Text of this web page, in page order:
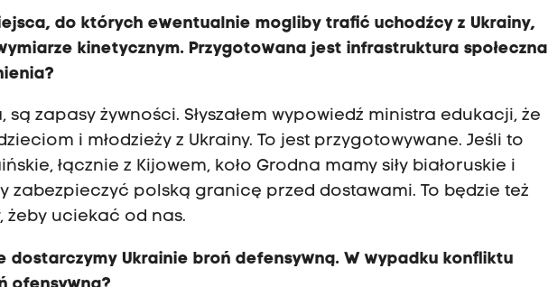
do których ewentualnie mogliby trafić uchodźcy z Ukrainy,
kinetycznym. Przygotowana jest infrastruktura społeczna
są zapasy żywności. Słyszałem wypowiedź ministra edukacji, że
i młodzieży z Ukrainy. To jest przygotowywane. Jeśli to
łącznie z Kijowem, koło Grodna mamy siły białoruskie i
zabezpieczyć polską granicę przed dostawami. To będzie też
uciekać od nas.
dostarczymy Ukrainie broń defensywną. W wypadku konfliktu